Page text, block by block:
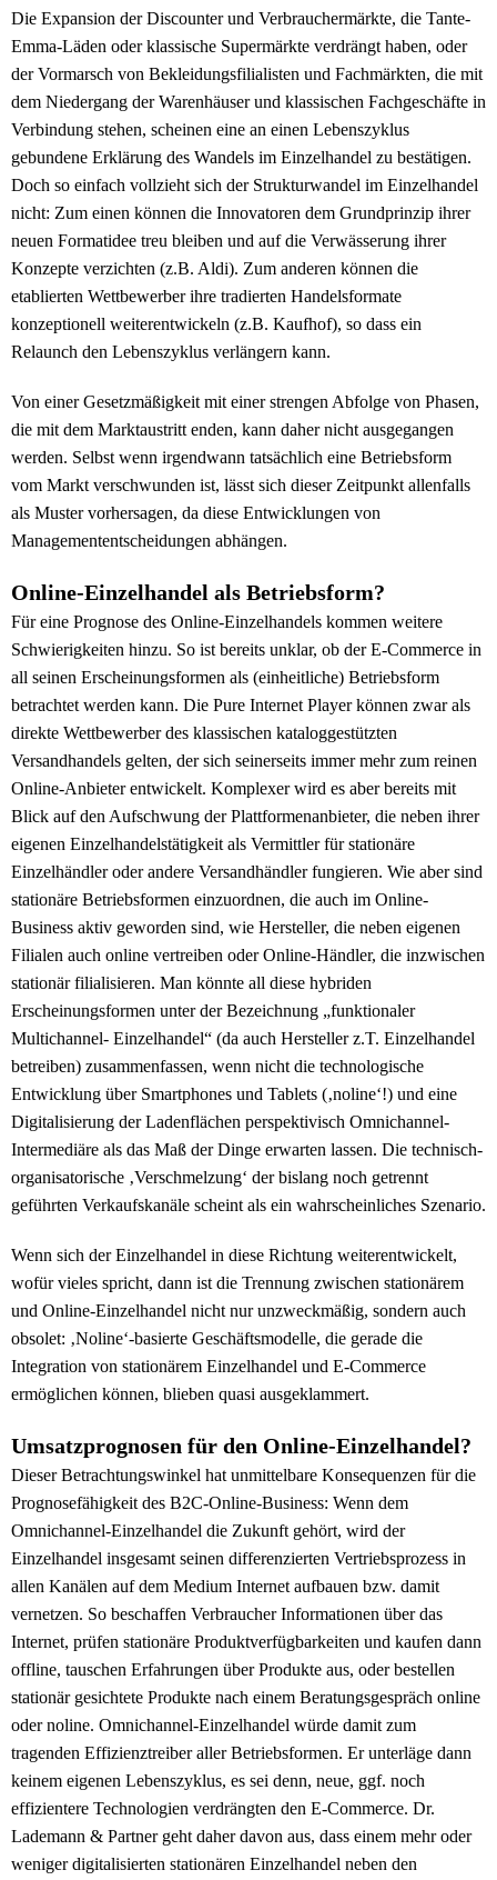
Die Expansion der Discounter und Verbrauchermärkte, die Tante-
Emma-Läden oder klassische Supermärkte verdrängt haben, oder
der Vormarsch von Bekleidungsfilialisten und Fachmärkten, die mit
dem Niedergang der Warenhäuser und klassischen Fachgeschäfte in
Verbindung stehen, scheinen eine an einen Lebenszyklus
gebundene Erklärung des Wandels im Einzelhandel zu bestätigen.
Doch so einfach vollzieht sich der Strukturwandel im Einzelhandel
nicht: Zum einen können die Innovatoren dem Grundprinzip ihrer
neuen Formatidee treu bleiben und auf die Verwässerung ihrer
Konzepte verzichten (z.B. Aldi). Zum anderen können die
etablierten Wettbewerber ihre tradierten Handelsformate
konzeptionell weiterentwickeln (z.B. Kaufhof), so dass ein
Relaunch den Lebenszyklus verlängern kann.
Von einer Gesetzmäßigkeit mit einer strengen Abfolge von Phasen,
die mit dem Marktaustritt enden, kann daher nicht ausgegangen
werden. Selbst wenn irgendwann tatsächlich eine Betriebsform
vom Markt verschwunden ist, lässt sich dieser Zeitpunkt allenfalls
als Muster vorhersagen, da diese Entwicklungen von
Managemententscheidungen abhängen.
Online-Einzelhandel als Betriebsform?
Für eine Prognose des Online-Einzelhandels kommen weitere
Schwierigkeiten hinzu. So ist bereits unklar, ob der E-Commerce in
all seinen Erscheinungsformen als (einheitliche) Betriebsform
betrachtet werden kann. Die Pure Internet Player können zwar als
direkte Wettbewerber des klassischen kataloggestützten
Versandhandels gelten, der sich seinerseits immer mehr zum reinen
Online-Anbieter entwickelt. Komplexer wird es aber bereits mit
Blick auf den Aufschwung der Plattformenanbieter, die neben ihrer
eigenen Einzelhandelstätigkeit als Vermittler für stationäre
Einzelhändler oder andere Versandhändler fungieren. Wie aber sind
stationäre Betriebsformen einzuordnen, die auch im Online-
Business aktiv geworden sind, wie Hersteller, die neben eigenen
Filialen auch online vertreiben oder Online-Händler, die inzwischen
stationär filialisieren. Man könnte all diese hybriden
Erscheinungsformen unter der Bezeichnung „funktionaler
Multichannel- Einzelhandel“ (da auch Hersteller z.T. Einzelhandel
betreiben) zusammenfassen, wenn nicht die technologische
Entwicklung über Smartphones und Tablets (‚noline‘!) und eine
Digitalisierung der Ladenflächen perspektivisch Omnichannel-
Intermediäre als das Maß der Dinge erwarten lassen. Die technisch-
organisatorische ‚Verschmelzung‘ der bislang noch getrennt
geführten Verkaufskanäle scheint als ein wahrscheinliches Szenario.
Wenn sich der Einzelhandel in diese Richtung weiterentwickelt,
wofür vieles spricht, dann ist die Trennung zwischen stationärem
und Online-Einzelhandel nicht nur unzweckmäßig, sondern auch
obsolet: ‚Noline‘-basierte Geschäftsmodelle, die gerade die
Integration von stationärem Einzelhandel und E-Commerce
ermöglichen können, blieben quasi ausgeklammert.
Umsatzprognosen für den Online-Einzelhandel?
Dieser Betrachtungswinkel hat unmittelbare Konsequenzen für die
Prognosefähigkeit des B2C-Online-Business: Wenn dem
Omnichannel-Einzelhandel die Zukunft gehört, wird der
Einzelhandel insgesamt seinen differenzierten Vertriebsprozess in
allen Kanälen auf dem Medium Internet aufbauen bzw. damit
vernetzen. So beschaffen Verbraucher Informationen über das
Internet, prüfen stationäre Produktverfügbarkeiten und kaufen dann
offline, tauschen Erfahrungen über Produkte aus, oder bestellen
stationär gesichtete Produkte nach einem Beratungsgespräch online
oder noline. Omnichannel-Einzelhandel würde damit zum
tragenden Effizienztreiber aller Betriebsformen. Er unterläge dann
keinem eigenen Lebenszyklus, es sei denn, neue, ggf. noch
effizientere Technologien verdrängten den E-Commerce. Dr.
Lademann & Partner geht daher davon aus, dass einem mehr oder
weniger digitalisierten stationären Einzelhandel neben den